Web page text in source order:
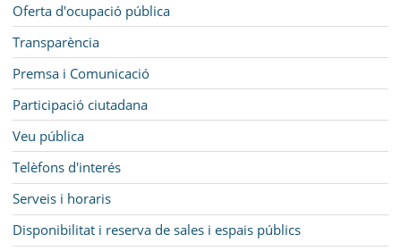
Oferta d'ocupació pública
Transparència
Premsa i Comunicació
Participació ciutadana
Veu pública
Telèfons d'interés
Serveis i horaris
Disponibilitat i reserva de sales i espais públics